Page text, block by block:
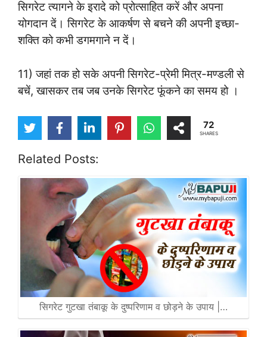
सिगरेट त्यागने के इरादे को प्रोत्साहित करें और अपना
योगदान दें। सिगरेट के आकर्षण से बचने की अपनी इच्छा-
शक्ति को कभी डगमगाने न दें।
11) जहां तक हो सके अपनी सिगरेट-प्रेमी मित्र-मण्डली से
बचें, खासकर तब जब उनके सिगरेट फूंकने का समय हो ।
72
SHARES
Related Posts:
सिगरेट गुटखा तंबाकू के दुष्परिणाम व छोड़ने के उपाय |…